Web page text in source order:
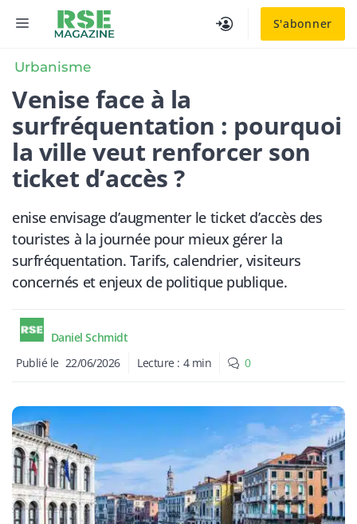
S'abonner
MENU
Urbanisme
Venise face à la
surfréquentation : pourquoi
la ville veut renforcer son
ticket d’accès ?
enise envisage d’augmenter le ticket d’accès des
touristes à la journée pour mieux gérer la
surfréquentation. Tarifs, calendrier, visiteurs
concernés et enjeux de politique publique.
Daniel Schmidt
Publié le 22/06/2026 Lecture : 4 min 0